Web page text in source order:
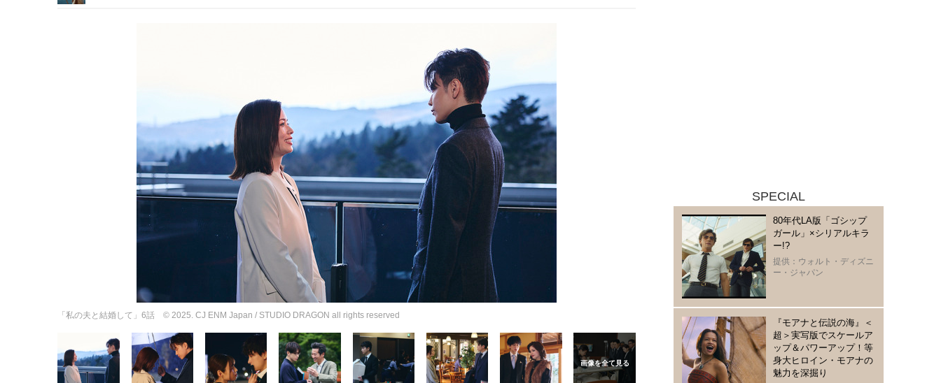
「私の夫と結婚して」6話 © 2025. CJ ENM Japan / STUDIO DRAGON all rights reserved
SPECIAL
80年代LA版「ゴシップ
ガール」×シリアルキラ
ー!?
提供：ウォルト・ディズニ
ー・ジャパン
『モアナと伝説の海』＜
超＞実写版でスケールア
ップ＆パワーアップ！等
身大ヒロイン・モアナの
魅力を深掘り